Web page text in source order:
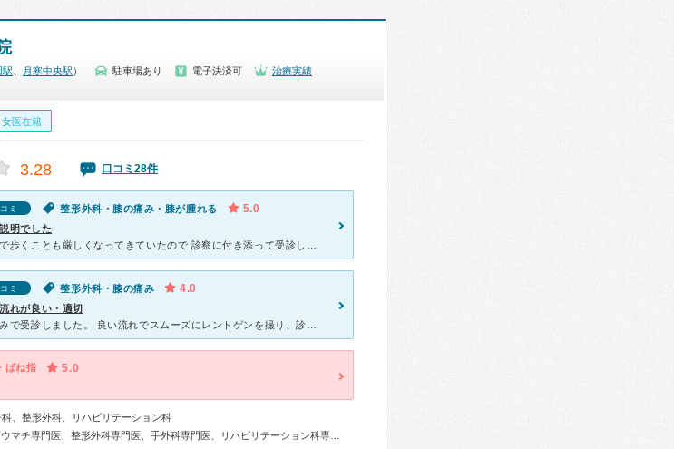
駅 月寒中央駅 ） 駐車場あり 電子決済可
治療実績
女医在籍
3.28 口コミ28件
ミ 整形外科・膝の痛み・膝が腫れる 5.0
明でした
ミ 整形外科・膝の痛み 4.0
れが良い・適切
ばね指 5.0
科、整形外科、リハビリテーション科